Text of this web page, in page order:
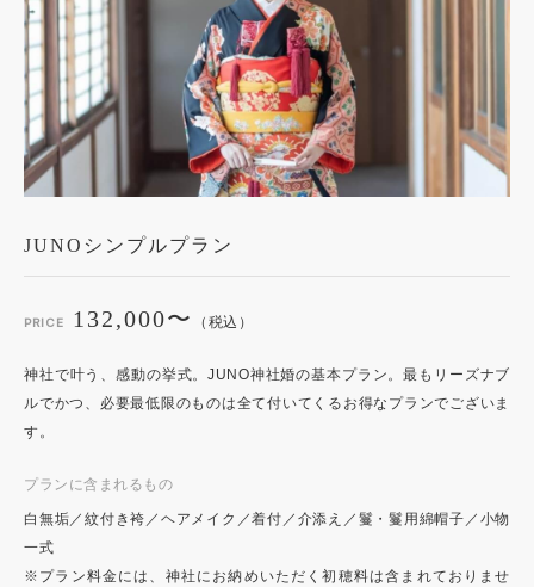
JUNOシンプルプラン
PRICE 132,000〜 （税込）
神社で叶う、感動の挙式。JUNO神社婚の基本プラン。最もリーズナブ
ルでかつ、必要最低限のものは全て付いてくるお得なプランでございま
す。
プランに含まれるもの
白無垢／紋付き袴／ヘアメイク／着付／介添え／鬘・鬘用綿帽子／小物
一式
※プラン料金には、神社にお納めいただく初穂料は含まれておりませ